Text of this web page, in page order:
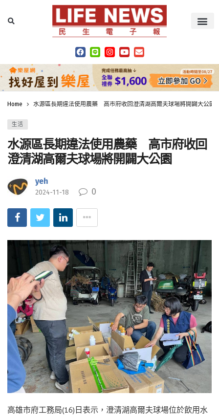
Home 水源區長期違法使用農藥 高市府收回澄清湖高爾夫球場將開闢大公園
生活
水源區長期違法使用農藥 高市府收回
澄清湖高爾夫球場將開闢大公園
yeh
2024-11-18 0
高雄市府工務局(16)日表示，澄清湖高爾夫球場位於飲用水